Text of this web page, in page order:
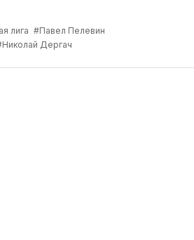
лига #Павел Пелевин
Дергач